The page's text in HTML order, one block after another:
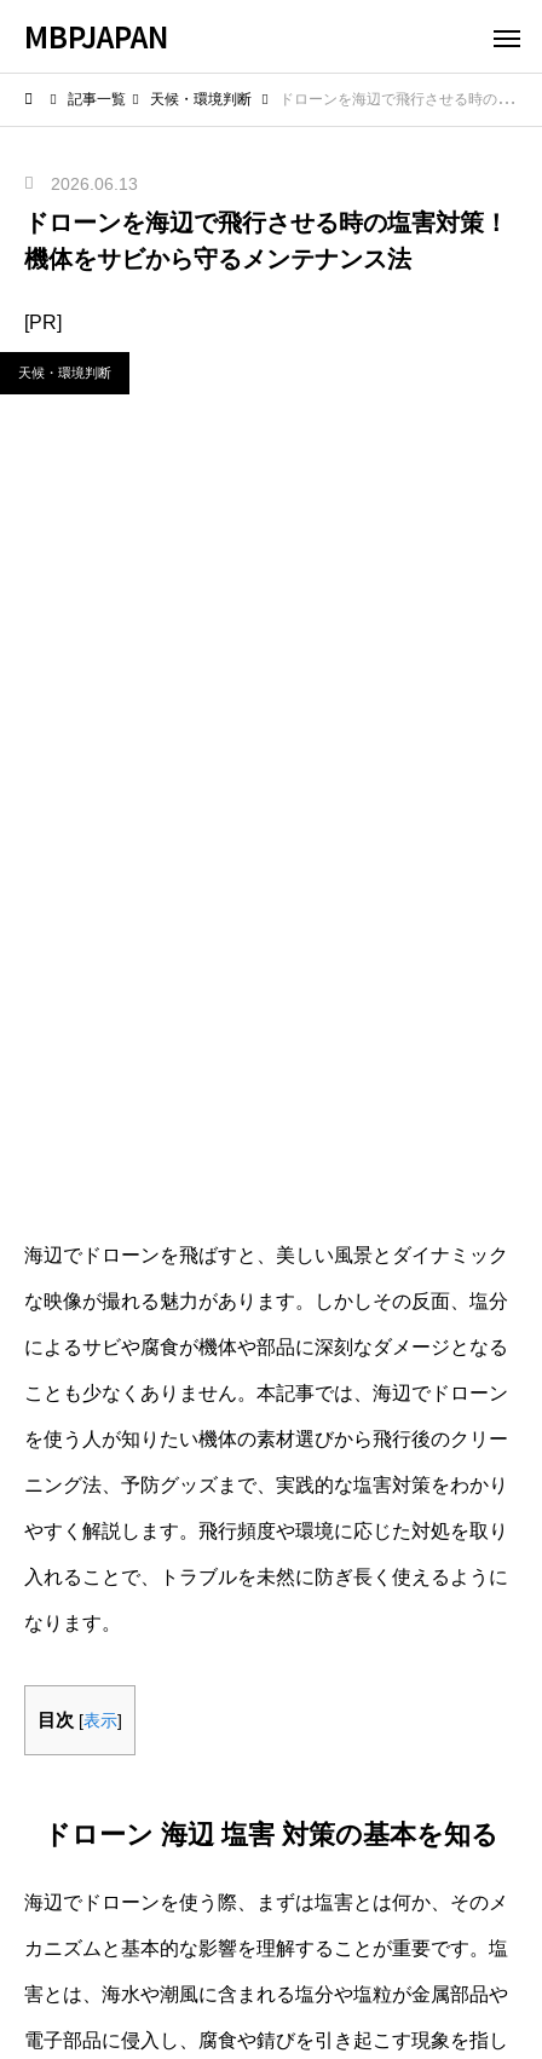
MBPJAPAN
記事一覧 天候・環境判断 ドローンを海辺で飛行させる時の塩害対策！機体をサビから守るメンテナンス法
2026.06.13
ドローンを海辺で飛行させる時の塩害対策！
機体をサビから守るメンテナンス法
[PR]
天候・環境判断
海辺でドローンを飛ばすと、美しい風景とダイナミック
な映像が撮れる魅力があります。しかしその反面、塩分
によるサビや腐食が機体や部品に深刻なダメージとなる
ことも少なくありません。本記事では、海辺でドローン
を使う人が知りたい機体の素材選びから飛行後のクリー
ニング法、予防グッズまで、実践的な塩害対策をわかり
やすく解説します。飛行頻度や環境に応じた対処を取り
入れることで、トラブルを未然に防ぎ長く使えるように
なります。
目次 [表示]
ドローン 海辺 塩害 対策の基本を知る
海辺でドローンを使う際、まずは塩害とは何か、そのメ
カニズムと基本的な影響を理解することが重要です。塩
害とは、海水や潮風に含まれる塩分や塩粒が金属部品や
電子部品に侵入し、腐食や錆びを引き起こす現象を指し